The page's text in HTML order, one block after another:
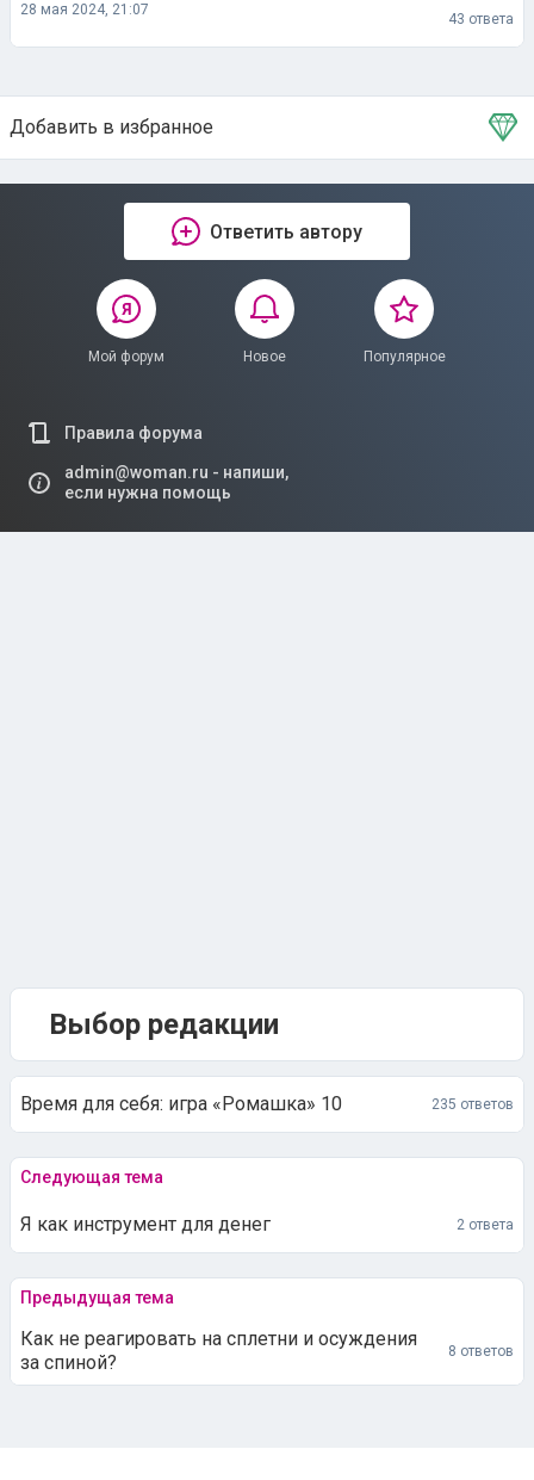
28 мая 2024, 21:07
43 ответа
Добавить в избранное
Тема в избранном
Ответить автору
Мой форум Новое Популярное
Правила форума
admin@woman.ru - напиши,
если нужна помощь
Выбор редакции
Время для себя: игра «Ромашка» 10 235 ответов
Следующая тема
Я как инструмент для денег 2 ответа
Предыдущая тема
Как не реагировать на сплетни и осуждения
за спиной?
8 ответов